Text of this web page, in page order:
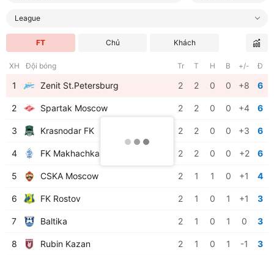
League
FT Chủ Khách
XH Đội bóng Tr T H B +/- Đ
1 Zenit St.Petersburg 2 2 0 0 +8 6
2 Spartak Moscow 2 2 0 0 +4 6
3 Krasnodar FK 2 2 0 0 +3 6
4 FK Makhachkala 2 2 0 0 +2 6
5 CSKA Moscow 2 1 1 0 +1 4
6 FK Rostov 2 1 0 1 +1 3
7 Baltika 2 1 0 1 0 3
8 Rubin Kazan 2 1 0 1 -1 3